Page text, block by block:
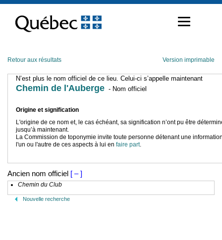
contenu
Retour aux résultats Version imprimable
N’est plus le nom officiel de ce lieu. Celui-ci s’appelle maintenant
Chemin de l'Auberge - Nom officiel
Origine et signification
L'origine de ce nom et, le cas échéant, sa signification n’ont pu être
jusqu’à maintenant.
La Commission de toponymie invite toute personne détenant une
l'un ou l'autre de ces aspects à lui en faire part.
Ancien nom officiel [ – ]
Chemin du Club
Nouvelle recherche